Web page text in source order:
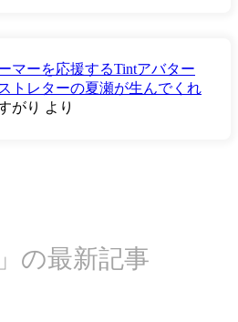
マーを応援するTintアバター
トレターの夏瀬が生んでくれ
がり より
の最新記事